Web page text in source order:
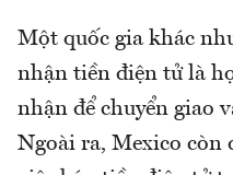
Một quốc gia khác
nhận tiền điện tử là
nhận để chuyển giao
Ngoài ra, Mexico còn